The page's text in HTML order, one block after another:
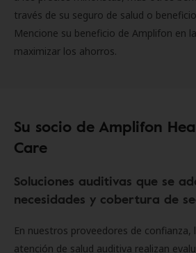
través de su seguro de salud o
Mencione su beneficio de Amplifon en
maximizar los ahorros.
Su socio de Amplifon
Care
Soluciones auditivas que se
necesidades y cobertura de
En nuestros proveedores de confianza,
atención de salud auditiva realizan